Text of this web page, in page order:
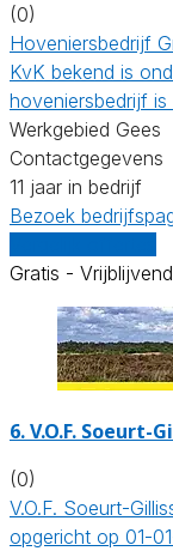
(0)
Hoveniersbedrijf
KvK bekend is
hoveniersbedrijf
Werkgebied Gees
Contactgegevens
11 jaar in bedrijf
Bezoek
Gratis - Vrijblijvend
6.V.O.F. Soeurt-
(0)
V.O.F. Soeurt-
opgericht op 01-